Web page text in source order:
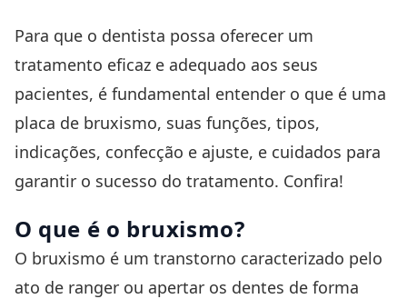
Para que o dentista possa oferecer um
tratamento eficaz e adequado aos seus
pacientes, é fundamental entender o que é uma
placa de bruxismo, suas funções, tipos,
indicações, confecção e ajuste, e cuidados para
garantir o sucesso do tratamento. Confira!
O que é o bruxismo?
O bruxismo é um transtorno caracterizado pelo
ato de ranger ou apertar os dentes de forma